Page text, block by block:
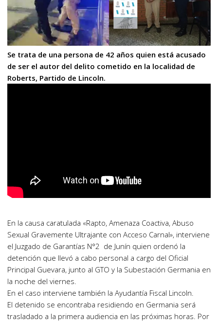
Se trata de una persona de 42 años quien está acusado
de ser el autor del delito cometido en la localidad de
Roberts, Partido de Lincoln.
En la causa caratulada «Rapto, Amenaza Coactiva, Abuso
Sexual Gravemente Ultrajante con Acceso Carnal», interviene
el Juzgado de Garantías N°2 de Junín quien ordenó la
detención que llevó a cabo personal a cargo del Oficial
Principal Guevara, junto al GTO y la Subestación Germania en
la noche del viernes.
En el caso interviene también la Ayudantía Fiscal Lincoln.
El detenido se encontraba residiendo en Germania será
trasladado a la primera audiencia en las próximas horas. Por